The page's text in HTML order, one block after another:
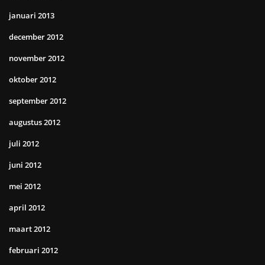
januari 2013
december 2012
november 2012
oktober 2012
september 2012
augustus 2012
juli 2012
juni 2012
mei 2012
april 2012
maart 2012
februari 2012